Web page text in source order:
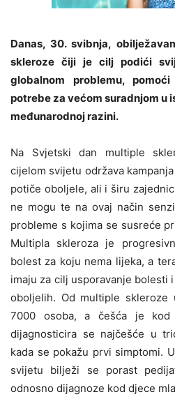
Danas, 30. svibnja,
skleroze čiji je cilj podići
globalnom problemu,
potrebe za većom suradnjom u
međunarodnoj razini.
Na Svjetski dan multiple
cijelom svijetu održava
potiče oboljele, ali i širu
ne mogu te na ovaj način
probleme s kojima se susreće
Multipla skleroza je
bolest za koju nema lijeka, a
imaju za cilj usporavanje bolesti
oboljelih. Od multiple skleroze
7000 osoba, a češća je kod
dijagnosticira se najčešće u
kada se pokažu prvi simptomi.
svijetu bilježi se porast
odnosno dijagnoze kod djece